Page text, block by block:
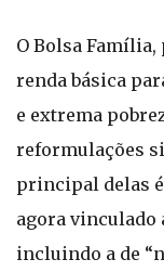
O Bolsa
renda básica
e extrema
reformulações
principal delas
agora vinculado
incluindo a de